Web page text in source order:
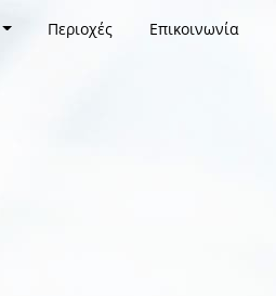
Περιοχές Επικοινωνία